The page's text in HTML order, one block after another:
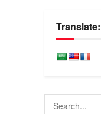
Translate: